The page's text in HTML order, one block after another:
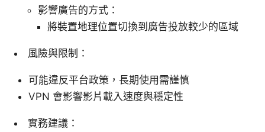
影響廣告的方式：
將裝置地理位置切換到廣告投放較少的區域
風險與限制：
可能違反平台政策，長期使用需謹慎
VPN 會影響影片載入速度與穩定性
實務建議：